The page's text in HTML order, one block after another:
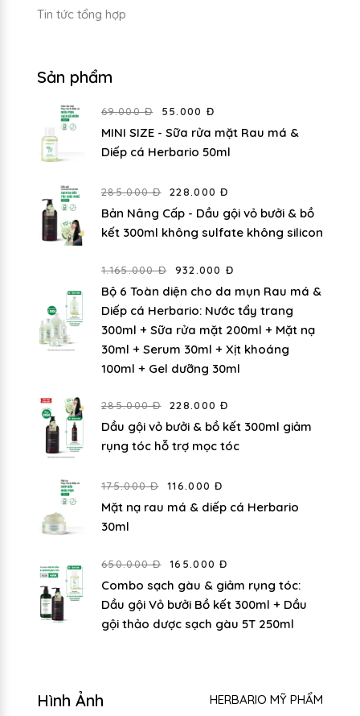
Tin tức tổng hợp
Sản phẩm
69.000 Đ 55.000 Đ
MINI SIZE - Sữa rửa mặt Rau má &
Diếp cá Herbario 50ml
285.000 Đ 228.000 Đ
Bản Nâng Cấp - Dầu gội vỏ bưởi & bồ
kết 300ml không sulfate không silicon
1.165.000 Đ 932.000 Đ
Bộ 6 Toàn diện cho da mụn Rau má &
Diếp cá Herbario: Nước tẩy trang
300ml + Sữa rửa mặt 200ml + Mặt nạ
30ml + Serum 30ml + Xịt khoáng
100ml + Gel dưỡng 30ml
285.000 Đ 228.000 Đ
Dầu gội vỏ bưởi & bồ kết 300ml giảm
rụng tóc hỗ trợ mọc tóc
175.000 Đ 116.000 Đ
Mặt nạ rau má & diếp cá Herbario
30ml
650.000 Đ 165.000 Đ
Combo sạch gàu & giảm rụng tóc:
Dầu gội Vỏ bưởi Bồ kết 300ml + Dầu
gội thảo dược sạch gàu 5T 250ml
Hình Ảnh HERBARIO MỸ PHẨM